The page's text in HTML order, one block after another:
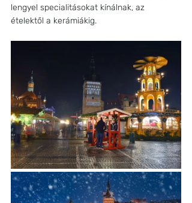
lengyel specialitásokat kínálnak, az
ételektől a kerámiákig.